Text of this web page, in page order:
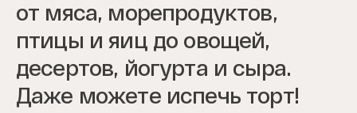
от мяса, морепродуктов,
птицы и яиц до овощей,
десертов, йогурта и сыра.
Даже можете испечь торт!